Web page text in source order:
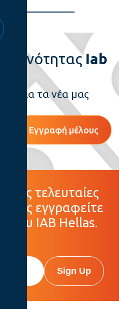
κοινότηταςIab
για τα νέα μας
Εγγραφή μέλους
τις τελευταίες
εγγραφείτε
του ΙΑΒ Hellas.